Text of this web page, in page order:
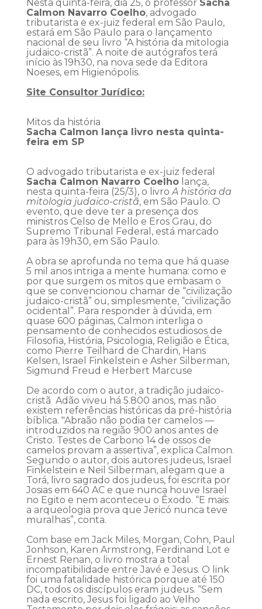
Nesta quinta-feira, dia 25, o professor Sacha
Calmon Navarro Coelho, advogado
tributarista e ex-juiz federal em São Paulo,
estará em São Paulo para o lançamento
nacional de seu livro “A história da mitologia
judaico-cristã”. A noite de autógrafos terá
início às 19h30, na nova sede da Editora
Noeses, em Higienópolis.
Site Consultor Jurídico:
Mitos da história
Sacha Calmon lança livro nesta quinta-
feira em SP
O advogado tributarista e ex-juiz federal
Sacha Calmon Navarro Coelholança,
nesta quinta-feira (25/3), o livroA história da
mitologia judaico-cristã, em São Paulo. O
evento, que deve ter a presença dos
ministros Celso de Mello e Eros Grau, do
Supremo Tribunal Federal, está marcado
para às 19h30, em São Paulo.
A obra se aprofunda no tema que há quase
5 mil anos intriga a mente humana: como e
por que surgem os mitos que embasam o
que se convencionou chamar de “civilização
judaico-cristã” ou, simplesmente, “civilização
ocidental”. Para responder à dúvida, em
quase 600 páginas, Calmon interliga o
pensamento de conhecidos estudiosos de
Filosofia, História, Psicologia, Religião e Ética,
como Pierre Teilhard de Chardin, Hans
Kelsen, Israel Finkelstein e Asher Silberman,
Sigmund Freud e Herbert Marcuse
De acordo com o autor, a tradição judaico-
cristã Adão viveu há 5.800 anos, mas não
existem referências históricas da pré-história
bíblica. "Abraão não podia ter camelos —
introduzidos na região 900 anos antes de
Cristo. Testes de Carbono 14 de ossos de
camelos provam a assertiva”, explica Calmon.
Segundo o autor, dois autores judeus, Israel
Finkelstein e Neil Silberman, alegam que a
Torá, livro sagrado dos judeus, foi escrita por
Josias em 640 AC e que nunca houve Israel
no Egito e nem aconteceu o Êxodo. “E mais:
a arqueologia prova que Jericó nunca teve
muralhas”, conta.
Com base em Jack Miles, Morgan, Cohn, Paul
Jonhson, Karen Armstrong, Ferdinand Lot e
Ernest Renan, o livro mostra a total
incompatibilidade entre Javé e Jesus. O link
foi uma fatalidade histórica porque até 150
DC, todos os discípulos eram judeus. “Sem
nada escrito, Jesus foi ligado ao Velho